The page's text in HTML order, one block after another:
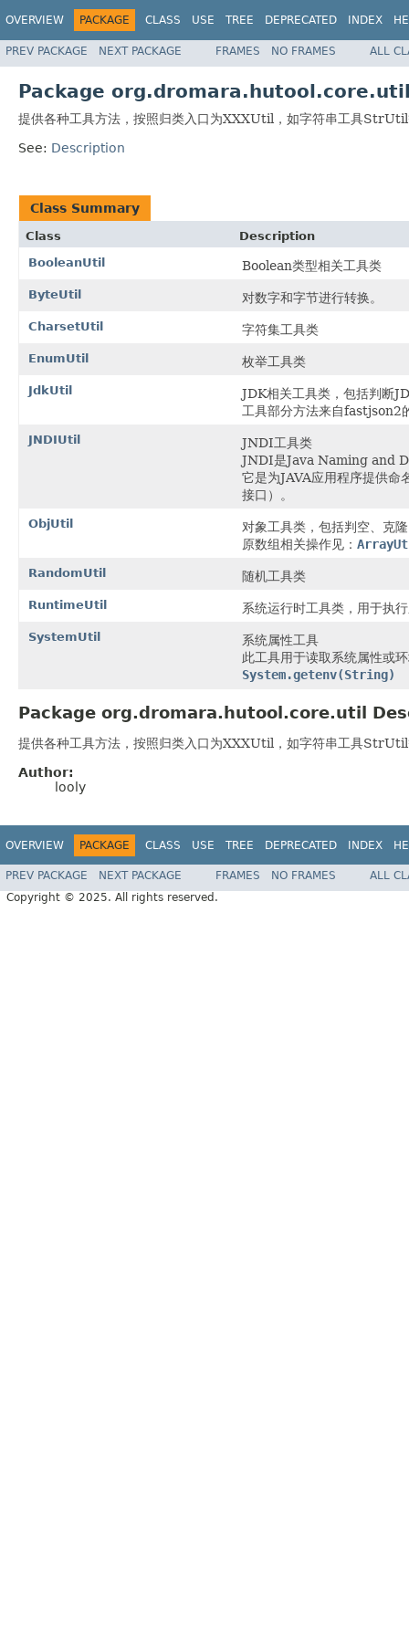
OVERVIEW PACKAGE CLASS USE TREE DEPRECATED INDEX
PREV PACKAGE NEXT PACKAGE FRAMES NO FRAMES ALL
Package
提供各种工具方法，按照归类入口为XXXUtil，如字符串工具
See: Description
Class Summary
Class
Description
BooleanUtil
Boolean类型相关工具类
ByteUtil 对数字和字节进行转换。
CharsetUtil 字符集工具类
EnumUtil 枚举工具类
JdkUtil
JDK相关工具类，包括判断
工具部分方法来自fastjson2
JNDIUtil
JNDI工具类
JNDI是Java Naming and
它是为JAVA应用程序提供
接口）。
ObjUtil
对象工具类，包括判空、克
原数组相关操作见：
RandomUtil 随机工具类
RuntimeUtil 系统运行时工具类，用于执
SystemUtil
系统属性工具
此工具用于读取系统属性或
System.getenv(String)
Package org.dromara.hutool.core.util
提供各种工具方法，按照归类入口为XXXUtil，如字符串工具
Author:
looly
OVERVIEW PACKAGE CLASS USE TREE DEPRECATED INDEX
PREV PACKAGE NEXT PACKAGE FRAMES NO FRAMES
ALL
Copyright © 2025. All rights reserved.